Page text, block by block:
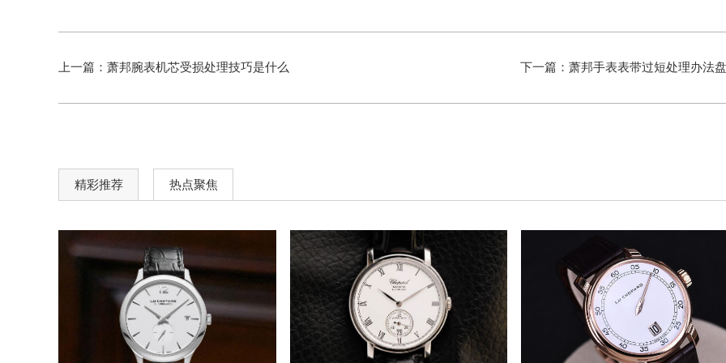
上一篇： 萧邦腕表机芯受损处理技巧是什么 下一篇： 萧邦手表表带过短处理办法
精彩推荐 热点聚焦